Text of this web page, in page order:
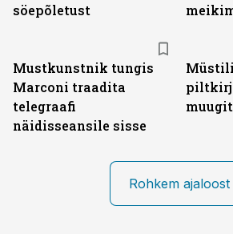
söepõletust
Mustkunstnik tungis
Marconi traadita
telegraafi
näidisseansile sisse
Rohkem ajaloost